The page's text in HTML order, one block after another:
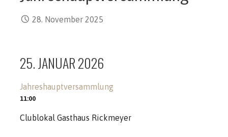
28. November 2025
25. JANUAR 2026
Jahreshauptversammlung
11:00
Clublokal Gasthaus Rickmeyer